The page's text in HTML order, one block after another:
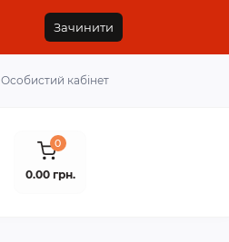
Зачинити
Особистий кабінет
0
0.00 грн.